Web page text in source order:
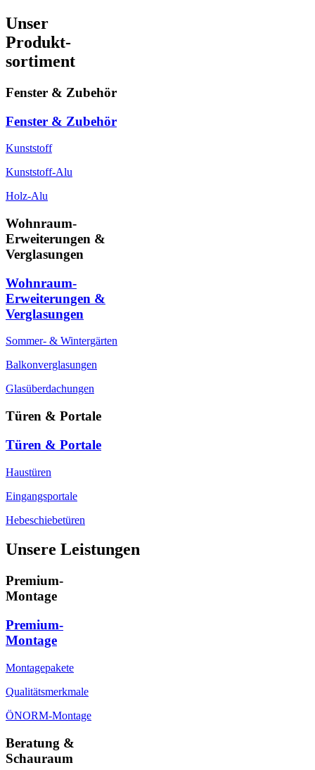
Unser
Produkt-
sortiment
Fenster & Zubehör
Fenster & Zubehör
Kunststoff
Kunststoff-Alu
Holz-Alu
Wohnraum-
Erweiterungen &
Verglasungen
Wohnraum-
Erweiterungen &
Verglasungen
Sommer- & Wintergärten
Balkonverglasungen
Glasüberdachungen
Türen & Portale
Türen & Portale
Haustüren
Eingangsportale
Hebeschiebetüren
Unsere Leistungen
Premium-
Montage
Premium-
Montage
Montagepakete
Qualitätsmerkmale
ÖNORM-Montage
Beratung &
Schauraum